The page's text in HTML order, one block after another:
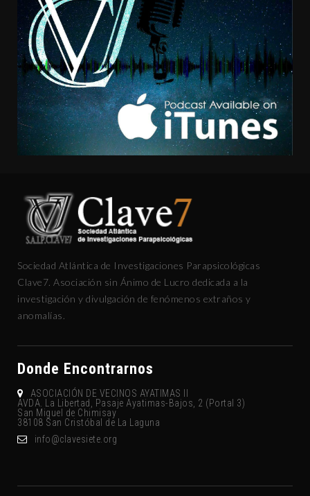
Sociedad Atlántica de Investigaciones Parapsicológicas
Clave7. Asociación sin Ánimo de Lucro dedicada a la
investigación y divulgación de fenómenos extraños y
anomalías.
Donde Encontrarnos
ASOCIACIÓN DE VECINOS AYATIMAS II
AVDA. La Libertad, Pasaje Ayatimas-Bajos, 2 (Portal 3)
San Miguel de Chimisay
38108 San Cristóbal de La Laguna
gro.eteisevalc@ofni